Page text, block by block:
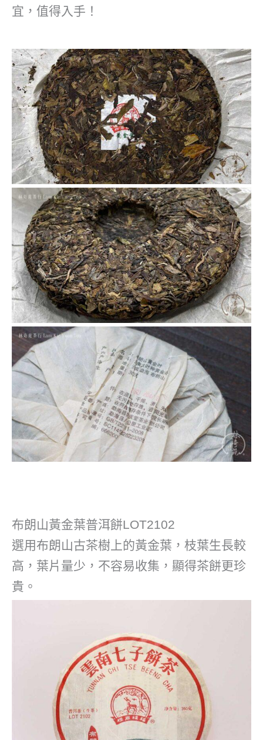
宜，值得入手！
布朗山黃金葉普洱餅LOT2102
選用布朗山古茶樹上的黃金葉，枝葉生長較
高，葉片量少，不容易收集，顯得茶餅更珍
貴。